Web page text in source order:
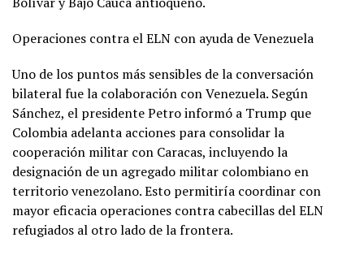
Operaciones contra el ELN con ayuda de Venezuela
Uno de los puntos más sensibles de la conversación
bilateral fue la colaboración con Venezuela. Según
Sánchez, el presidente Petro informó a Trump que
Colombia adelanta acciones para consolidar la
cooperación militar con Caracas, incluyendo la
designación de un agregado militar colombiano en
territorio venezolano. Esto permitiría coordinar con
mayor eficacia operaciones contra cabecillas del ELN
refugiados al otro lado de la frontera.